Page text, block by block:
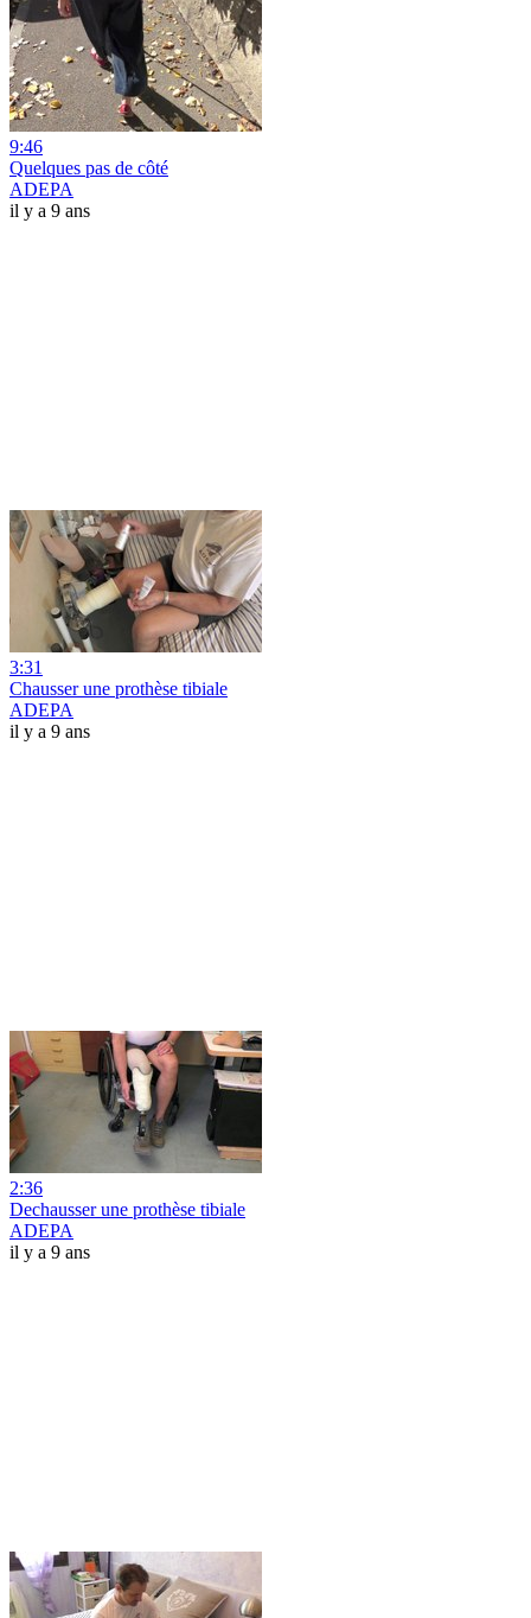
9:46
Quelques pas de côté
ADEPA
il y a 9 ans
3:31
Chausser une prothèse tibiale
ADEPA
il y a 9 ans
2:36
Dechausser une prothèse tibiale
ADEPA
il y a 9 ans